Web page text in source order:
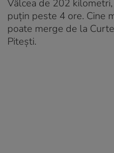
Vâlcea de 202
puțin peste 4 ore. Cine
poate merge de la
Pitești.